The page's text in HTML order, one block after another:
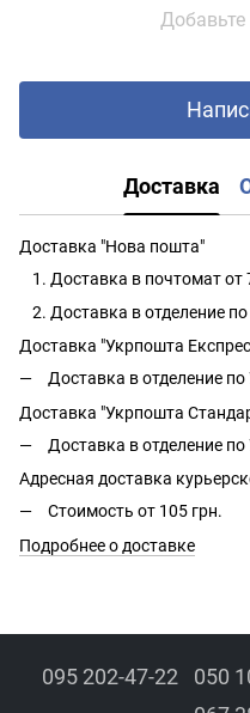
Доставка
Доставка "Нова пошта"
Доставка в почтомат от
Доставка в отделение
Доставка "Укрпошта
Доставка в отделение по
Доставка "Укрпошта
Доставка в отделение по
Адресная доставка
Стоимость от 105 грн.
Подробнее о доставке
095 202-47-22 050